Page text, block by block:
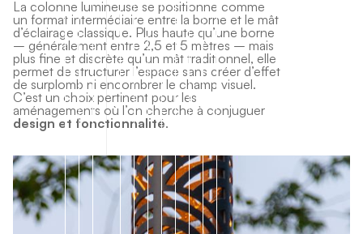
La colonne lumineuse se positionne comme
un format intermédiaire entre la borne et le mât
d’éclairage classique. Plus haute qu’une borne
– généralement entre 2,5 et 5 mètres – mais
plus fine et discrète qu’un mât traditionnel, elle
permet de structurer l’espace sans créer d’effet
de surplomb ni encombrer le champ visuel.
C’est un choix pertinent pour les
aménagements où l’on cherche à conjuguer
design et fonctionnalité.